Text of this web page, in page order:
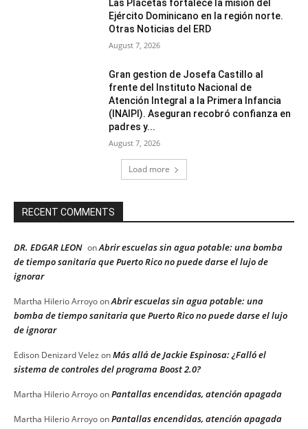
Las Placetas fortalece la misión del
Ejército Dominicano en la región norte.
Otras Noticias del ERD
August 7, 2026
Gran gestion de Josefa Castillo al
frente del Instituto Nacional de
Atención Integral a la Primera Infancia
(INAIPI). Aseguran recobró confianza en
padres y...
August 7, 2026
Load more
RECENT COMMENTS
DR. EDGAR LEON onAbrir escuelas sin agua potable: una bomba
de tiempo sanitaria que Puerto Rico no puede darse el lujo de
ignorar
Martha Hilerio ArroyoonAbrir escuelas sin agua potable: una
bomba de tiempo sanitaria que Puerto Rico no puede darse el lujo
de ignorar
Edison Denizard Velez onMás allá de Jackie Espinosa: ¿Falló el
sistema de controles del programa Boost 2.0?
Martha Hilerio ArroyoonPantallas encendidas, atención apagada
Martha Hilerio ArroyoonPantallas encendidas, atención apagada